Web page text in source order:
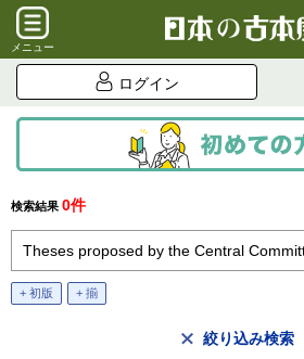
メニュー
ログイン
検索結果 0件
+ 初版 + 揃
絞り込み検索